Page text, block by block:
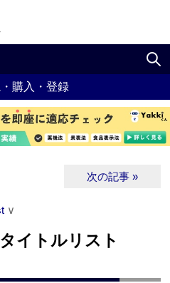
購入・登録
次の記事 »
∨
イトルリスト